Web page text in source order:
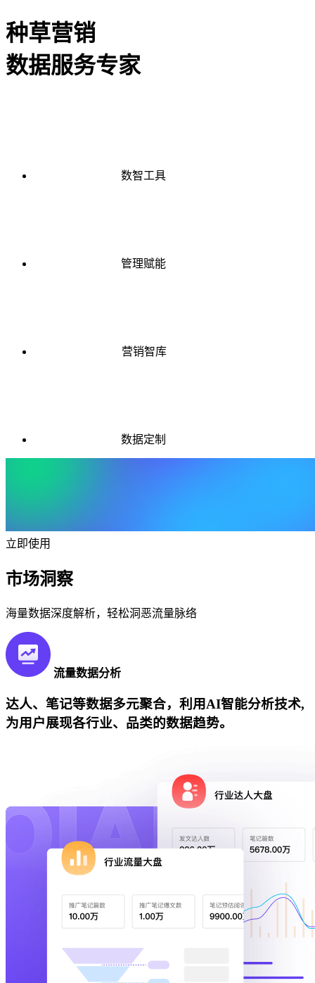
种草营销
数据服务专家
数智工具
管理赋能
营销智库
数据定制
立即使用
市场洞察
海量数据深度解析，轻松洞恶流量脉络
流量数据分析
达人、笔记等数据多元聚合，利用AI智能分析技术,
为用户展现各行业、品类的数据趋势。